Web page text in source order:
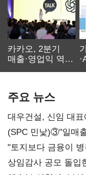
카카오, 2분기
매출·영업익 역대
주요 뉴스
대우건설, 신임 대
내정
(SPC 민낯)③"일매
점주 울리는 '상시
"토지보다 금융이
목소리
상임감사 공모 돌입